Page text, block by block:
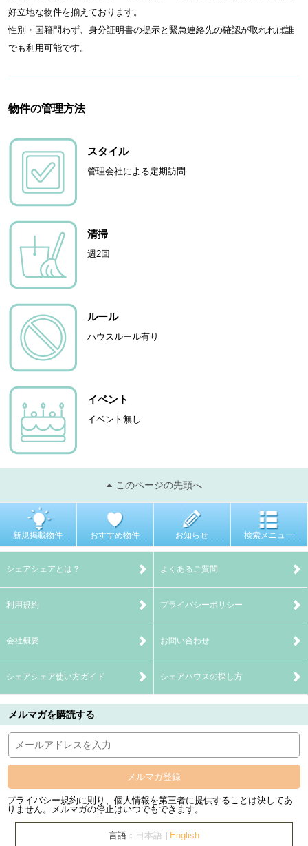
好立地な物件を揃えております。
性別・国籍問わず、身分証明書の提示と緊急連絡先の確認が取れれば誰
でも利用可能です。
物件の管理方法
スタイル
管理会社による定期訪問
清掃
週2回
ルール
ハウスルール有り
イベント
イベント無し
このページの先頭へ
新規掲載物件 おすすめ物件 お知らせ 検索メニュー
シェアシェアとは？ よくあるご質問
利用規約 プライバシーポリシー
会社概要 お問い合わせ
シェアシェア使い方ガイド シェアハウスの探し方
メルマガを購読する
メルマガ登録
プライバシー規約に則り、個人情報を第三者に提供することは決してあ
りません。メルマガの停止はいつでもできます。
言語： 日本語 | English